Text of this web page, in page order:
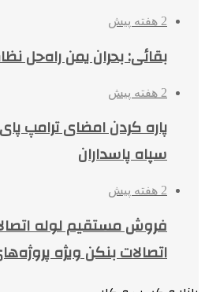
2 هفته پیش
بقائی: بحران یمن راه‌حل
2 هفته پیش
پاره کردن امضای ترامپ
سپاه پاسداران
2 هفته پیش
فروش مستقیم لوله
اتصالات بنکن ویژه